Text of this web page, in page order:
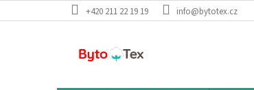
na
+420 211 22 19 19 info@bytotex.cz